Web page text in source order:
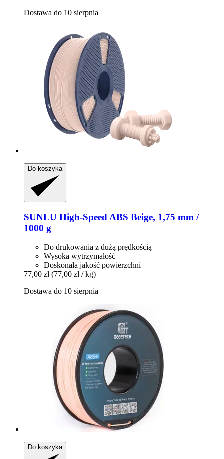
Dostawa do 10 sierpnia
Do koszyka
SUNLU High-​Speed ABS Beige, 1,75 mm /
1000 g
Do drukowania z dużą prędkością
Wysoka wytrzymałość
Doskonała jakość powierzchni
77,00 zł (77,00 zł / kg)
Dostawa do 10 sierpnia
Do koszyka